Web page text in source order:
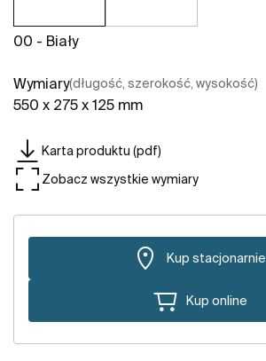
00 - Biały
Wymiary(długość, szerokość, wysokość)
550 x 275 x 125 mm
Karta produktu (pdf)
Zobacz wszystkie wymiary
Kup stacjonarnie
Kup online